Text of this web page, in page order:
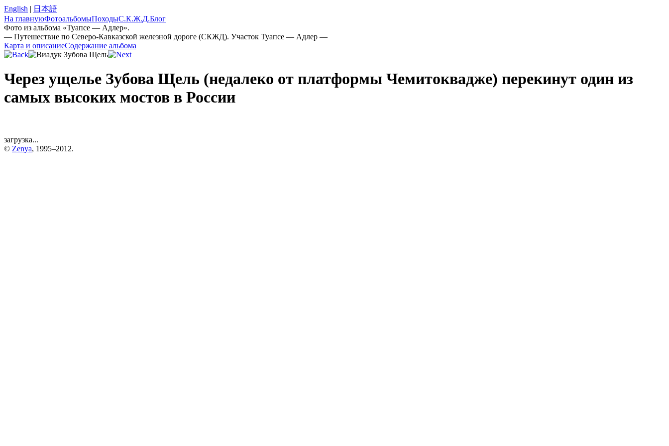
English | 日本語
На главнуюФотоальбомыПоходыС.К.Ж.Д.Блог
Фото из альбома «Туапсе — Адлер».
— Путешествие по Северо-Кавказской железной дороге (СКЖД). Участок Туапсе — Адлер —
Карта и описаниеСодержание альбома
Через ущелье Зубова Щель (недалеко от платформы Чемитоквадже) перекинут один из
самых высоких мостов в России
загрузка...
© Zenya, 1995–2012.